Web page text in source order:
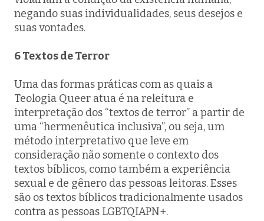
negando suas individualidades, seus desejos e
suas vontades.
6 Textos de Terror
Uma das formas práticas com as quais a
Teologia Queer atua é na releitura e
interpretação dos “textos de terror” a partir de
uma “hermenêutica inclusiva”, ou seja, um
método interpretativo que leve em
consideração não somente o contexto dos
textos bíblicos, como também a experiência
sexual e de gênero das pessoas leitoras. Esses
são os textos bíblicos tradicionalmente usados
contra as pessoas LGBTQIAPN+.